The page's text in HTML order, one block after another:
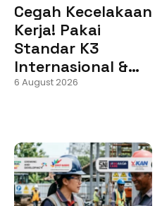
Cegah Kecelakaan
Kerja! Pakai
Standar K3
Internasional &…
6 August 2026